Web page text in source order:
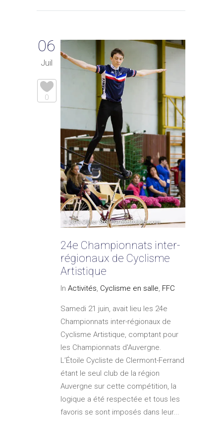
06
Juil
0
24e Championnats inter-
régionaux de Cyclisme
Artistique
In Activités, Cyclisme en salle, FFC
Samedi 21 juin, avait lieu les 24e
Championnats inter-régionaux de
Cyclisme Artistique, comptant pour
les Championnats d'Auvergne.
L’Étoile Cycliste de Clermont-Ferrand
étant le seul club de la région
Auvergne sur cette compétition, la
logique a été respectée et tous les
favoris se sont imposés dans leur...